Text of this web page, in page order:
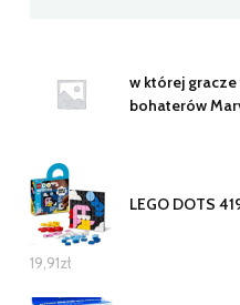
w której gracze
bohaterów
LEGO DOTS
19,91zł